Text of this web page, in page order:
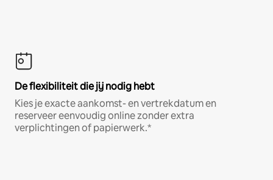
De flexibiliteit die jij nodig hebt
Kies je exacte aankomst- en vertrekdatum en
reserveer eenvoudig online zonder extra
verplichtingen of papierwerk.*